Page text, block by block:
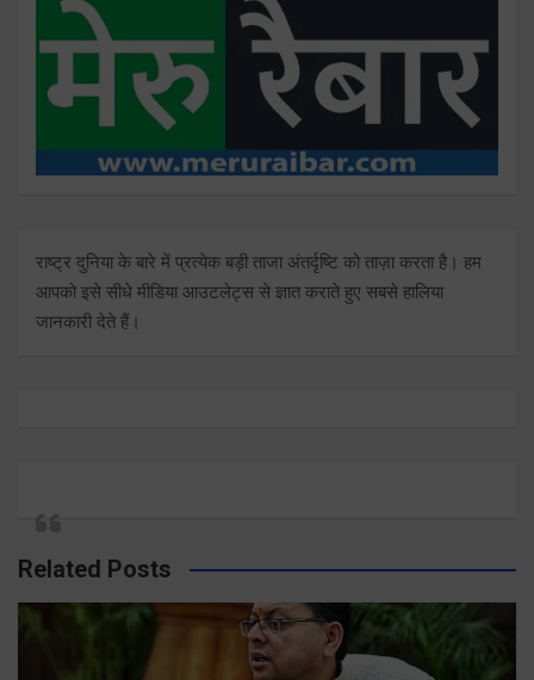
राष्ट्र दुनिया के बारे में प्रत्येक बड़ी ताजा अंतर्दृष्टि को ताज़ा करता है। हम
आपको इसे सीधे मीडिया आउटलेट्स से ज्ञात कराते हुए सबसे हालिया
जानकारी देते हैं।
Related Posts